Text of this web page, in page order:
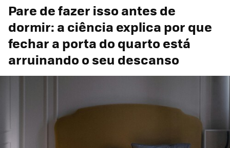
Pare de fazer isso antes de
dormir: a ciência explica por que
fechar a porta do quarto está
arruinando o seu descanso